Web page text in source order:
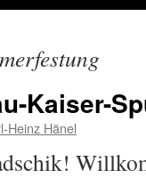
Kaiser-
Heinz Hänel